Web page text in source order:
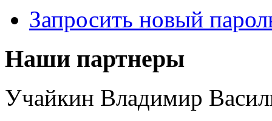
Запросить новый
Наши партнеры
Учайкин Владимир